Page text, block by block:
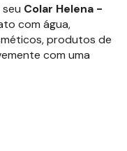
Colar Helena -
com água,
produtos de
com uma